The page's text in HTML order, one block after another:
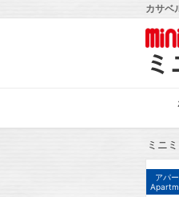
カサベ
ミニ
アパ